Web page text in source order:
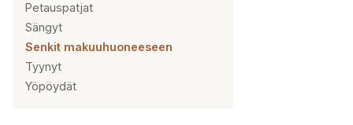
Petauspatjat
Sängyt
Senkit makuuhuoneeseen
Tyynyt
Yöpöydät